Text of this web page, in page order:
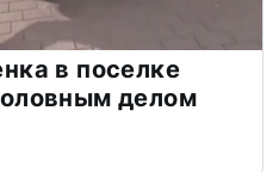
в поселке
делом